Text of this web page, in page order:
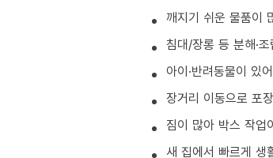
깨지기 쉬운 물품이
침대/장롱 등 분해·
아이·반려동물이 있
장거리 이동으로 포
짐이 많아 박스 작업
새 집에서 빠르게 생